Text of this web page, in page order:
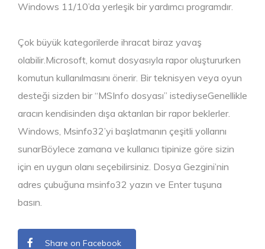
Windows 11/10’da yerleşik bir yardımcı programdır.
Çok büyük kategorilerde ihracat biraz yavaş
olabilir.Microsoft, komut dosyasıyla rapor oluştururken
komutun kullanılmasını önerir. Bir teknisyen veya oyun
desteği sizden bir “MSInfo dosyası” istediyseGenellikle
aracın kendisinden dışa aktarılan bir rapor beklerler.
Windows, Msinfo32’yi başlatmanın çeşitli yollarını
sunarBöylece zamana ve kullanıcı tipinize göre sizin
için en uygun olanı seçebilirsiniz. Dosya Gezgini’nin
adres çubuğuna msinfo32 yazın ve Enter tuşuna
basın.
Share on Facebook